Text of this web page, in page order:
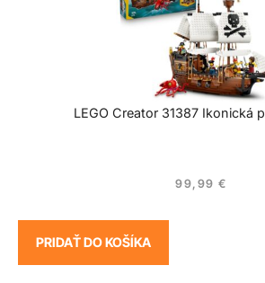
LEGO Creator 31387 Ikonická
99,99€
PRIDAŤ DO KOŠÍKA